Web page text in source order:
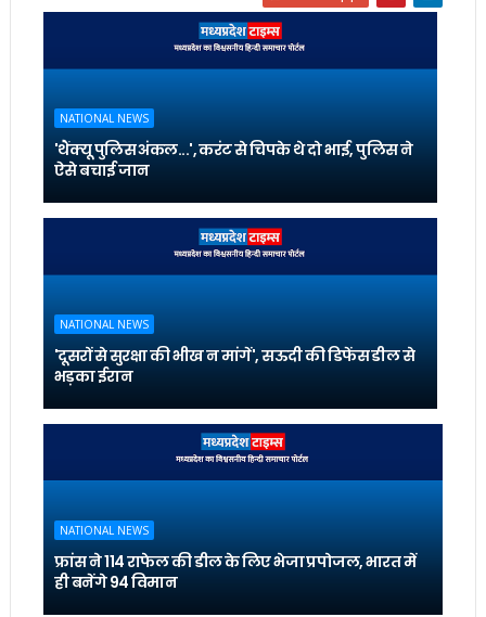
NATIONAL NEWS
'थैंक्यू पुलिस अंकल...', करंट से चिपके थे दो भाई, पुलिस ने
ऐसे बचाई जान
NATIONAL NEWS
'दूसरों से सुरक्षा की भीख न मांगें', सऊदी की डिफेंस डील से
भड़का ईरान
NATIONAL NEWS
फ्रांस ने 114 राफेल की डील के लिए भेजा प्रपोजल, भारत में
ही बनेंगे 94 विमान